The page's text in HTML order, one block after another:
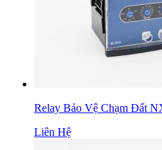
Relay Bảo Vệ Chạm Đất
Liên Hệ